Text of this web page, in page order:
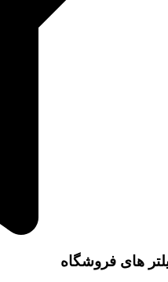
های فروشگاه